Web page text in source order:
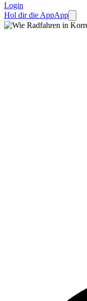
Login
Hol dir die AppApp